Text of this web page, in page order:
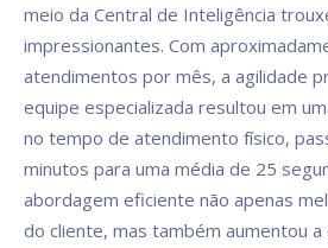
meio da Central de Inteligência
impressionantes. Com
atendimentos por mês, a agilidade
equipe especializada resultou em
no tempo de atendimento físico,
minutos para uma média de 25
abordagem eficiente não apenas
do cliente, mas também aumentou a